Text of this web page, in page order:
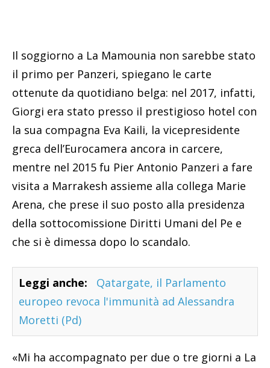
Il soggiorno a La Mamounia non sarebbe stato
il primo per Panzeri, spiegano le carte
ottenute da quotidiano belga: nel 2017, infatti,
Giorgi era stato presso il prestigioso hotel con
la sua compagna Eva Kaili, la vicepresidente
greca dell’Eurocamera ancora in carcere,
mentre nel 2015 fu Pier Antonio Panzeri a fare
visita a Marrakesh assieme alla collega Marie
Arena, che prese il suo posto alla presidenza
della sottocomissione Diritti Umani del Pe e
che si è dimessa dopo lo scandalo.
Leggi anche:
Qatargate, il Parlamento
europeo revoca l'immunità ad Alessandra
Moretti (Pd)
«Mi ha accompagnato per due o tre giorni a La